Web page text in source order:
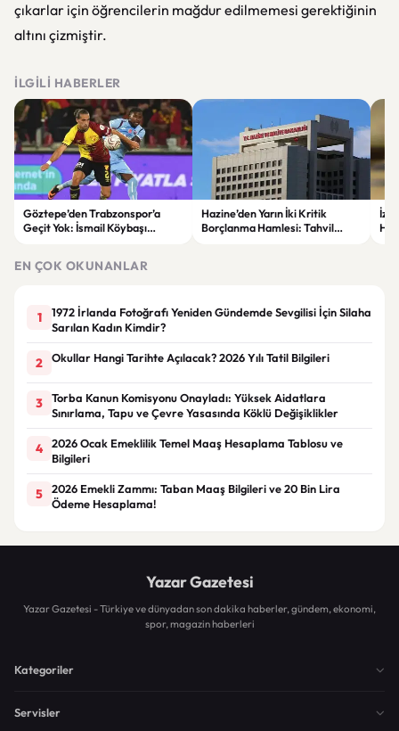
çıkarlar için öğrencilerin mağdur edilmemesi gerektiğinin
altını çizmiştir.
İLGILI HABERLER
Göztepe’den Trabzonspor’a
Geçit Yok: İsmail Köybaşı
Hazine’den Yarın İki Kritik
Borçlanma Hamlesi: Tahvil
EN ÇOK OKUNANLAR
1
1972 İrlanda Fotoğrafı Yeniden Gündemde Sevgilisi İçin Silaha
Sarılan Kadın Kimdir?
2 Okullar Hangi Tarihte Açılacak? 2026 Yılı Tatil Bilgileri
3
Torba Kanun Komisyonu Onayladı: Yüksek Aidatlara
Sınırlama, Tapu ve Çevre Yasasında Köklü Değişiklikler
4
2026 Ocak Emeklilik Temel Maaş Hesaplama Tablosu ve
Bilgileri
5
2026 Emekli Zammı: Taban Maaş Bilgileri ve 20 Bin Lira
Ödeme Hesaplama!
Yazar Gazetesi
Yazar Gazetesi - Türkiye ve dünyadan son dakika haberler, gündem, ekonomi,
spor, magazin haberleri
Kategoriler
Servisler